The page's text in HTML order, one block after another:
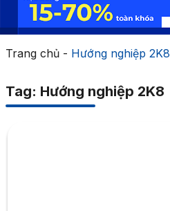
Trang chủ- Hướng nghiệp 2K8
Tag: Hướng nghiệp 2K8